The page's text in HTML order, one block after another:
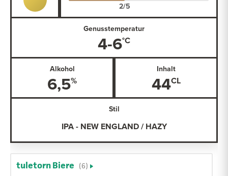
Genusstemperatur
4-6
Alkohol
6,5
Inhalt
44
Stil
IPA - NEW ENGLAND / HAZY
tuletorn Biere (6)